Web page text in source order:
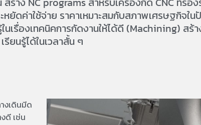
ดค่าใช้จ่าย ราคาเหมาะสมกับสภาพเศรษฐกิจใน
เรื่องเทคนิคการกัดงานให้ได้ดี (Machining) สร้
ยนรู้ได้ในเวลาสั้น ๆ
งเดินมีด
ดี เช่น